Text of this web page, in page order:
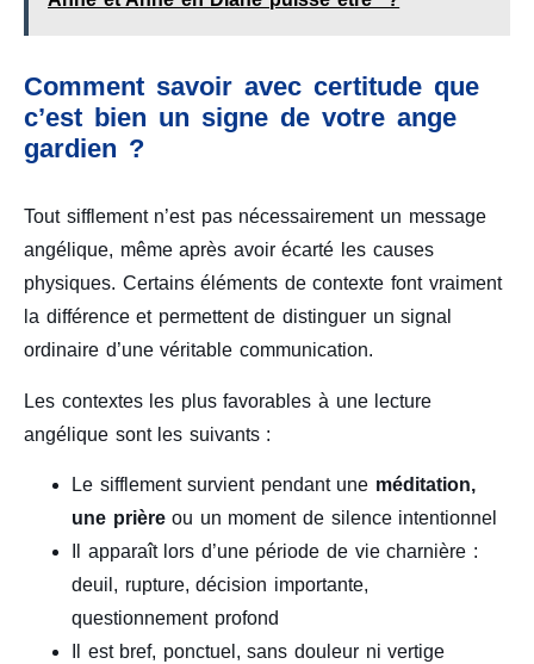
Comment savoir avec certitude que
c’est bien un signe de votre ange
gardien ?
Tout sifflement n’est pas nécessairement un message
angélique, même après avoir écarté les causes
physiques. Certains éléments de contexte font vraiment
la différence et permettent de distinguer un signal
ordinaire d’une véritable communication.
Les contextes les plus favorables à une lecture
angélique sont les suivants :
Le sifflement survient pendant une méditation,
une prièreou un moment de silence intentionnel
Il apparaît lors d’une période de vie charnière :
deuil, rupture, décision importante,
questionnement profond
Il est bref, ponctuel, sans douleur ni vertige